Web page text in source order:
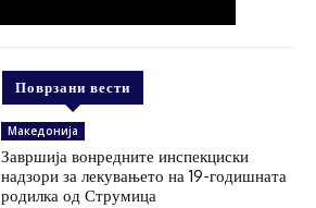
Поврзани вести
Македонија
Завршија вонредните инспекциски
надзори за лекувањето на 19-годишната
родилка од Струмица